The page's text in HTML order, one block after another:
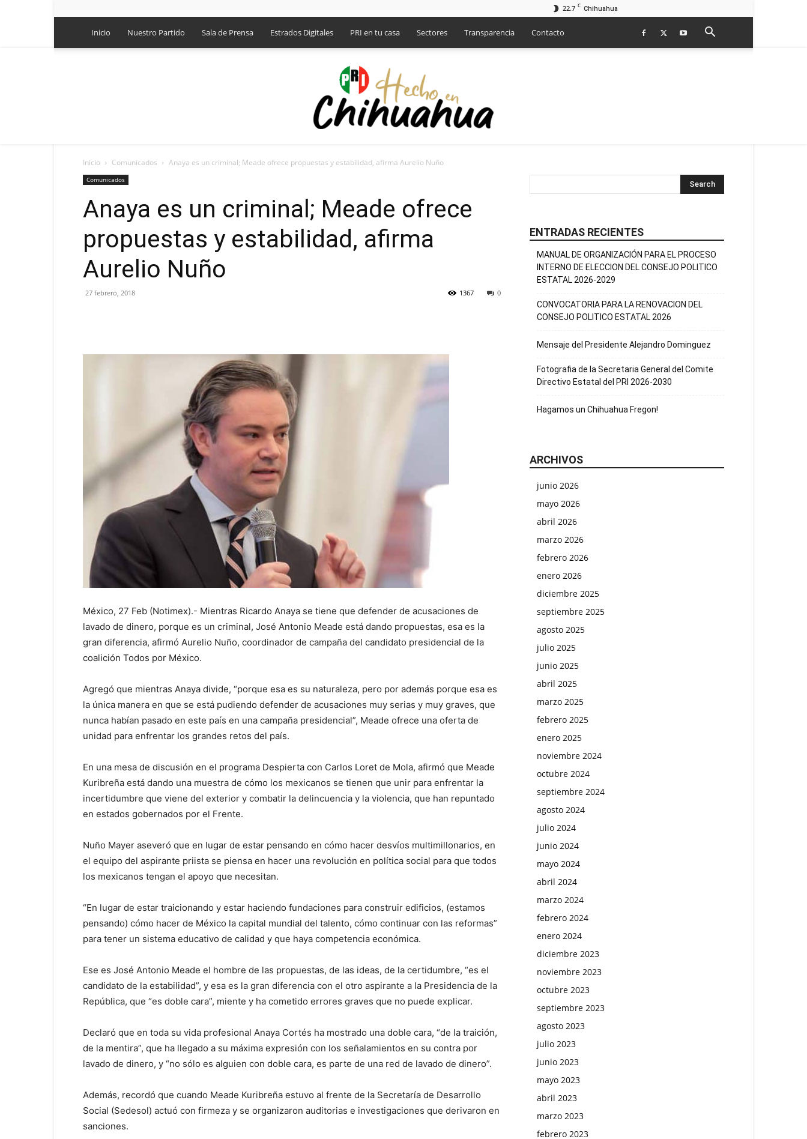
22.7 C Chihuahua
Inicio Nuestro Partido Sala de Prensa Estrados Digitales PRI en tu casa Sectores Transparencia Contacto
Inicio Comunicados Anaya es un criminal; Meade ofrece propuestas y estabilidad, afirma Aurelio Nuño
Comunicados
Anaya es un criminal; Meade ofrece
propuestas y estabilidad, afirma
Aurelio Nuño
27 febrero, 2018 0
1367
México, 27 Feb (Notimex).- Mientras Ricardo Anaya se tiene que defender de acusaciones de
lavado de dinero, porque es un criminal, José Antonio Meade está dando propuestas, esa es la
gran diferencia, afirmó Aurelio Nuño, coordinador de campaña del candidato presidencial de la
coalición Todos por México.
Agregó que mientras Anaya divide, “porque esa es su naturaleza, pero por además porque esa es
la única manera en que se está pudiendo defender de acusaciones muy serias y muy graves, que
nunca habían pasado en este país en una campaña presidencial”, Meade ofrece una oferta de
unidad para enfrentar los grandes retos del país.
En una mesa de discusión en el programa Despierta con Carlos Loret de Mola, afirmó que Meade
Kuribreña está dando una muestra de cómo los mexicanos se tienen que unir para enfrentar la
incertidumbre que viene del exterior y combatir la delincuencia y la violencia, que han repuntado
en estados gobernados por el Frente.
Nuño Mayer aseveró que en lugar de estar pensando en cómo hacer desvíos multimillonarios, en
el equipo del aspirante priista se piensa en hacer una revolución en política social para que todos
los mexicanos tengan el apoyo que necesitan.
“En lugar de estar traicionando y estar haciendo fundaciones para construir edificios, (estamos
pensando) cómo hacer de México la capital mundial del talento, cómo continuar con las reformas”
para tener un sistema educativo de calidad y que haya competencia económica.
Ese es José Antonio Meade el hombre de las propuestas, de las ideas, de la certidumbre, “es el
candidato de la estabilidad”, y esa es la gran diferencia con el otro aspirante a la Presidencia de la
República, que “es doble cara”, miente y ha cometido errores graves que no puede explicar.
Declaró que en toda su vida profesional Anaya Cortés ha mostrado una doble cara, “de la traición,
de la mentira”, que ha llegado a su máxima expresión con los señalamientos en su contra por
lavado de dinero, y “no sólo es alguien con doble cara, es parte de una red de lavado de dinero”.
Además, recordó que cuando Meade Kuribreña estuvo al frente de la Secretaría de Desarrollo
Social (Sedesol) actuó con firmeza y se organizaron auditorias e investigaciones que derivaron en
sanciones.
ENTRADAS RECIENTES
MANUAL DE ORGANIZACIÓN PARA EL PROCESO
INTERNO DE ELECCION DEL CONSEJO POLITICO
ESTATAL 2026-2029
CONVOCATORIA PARA LA RENOVACION DEL
CONSEJO POLITICO ESTATAL 2026
Mensaje del Presidente Alejandro Dominguez
Fotografia de la Secretaria General del Comite
Directivo Estatal del PRI 2026-2030
Hagamos un Chihuahua Fregon!
ARCHIVOS
junio 2026
mayo 2026
abril 2026
marzo 2026
febrero 2026
enero 2026
diciembre 2025
septiembre 2025
agosto 2025
julio 2025
junio 2025
abril 2025
marzo 2025
febrero 2025
enero 2025
noviembre 2024
octubre 2024
septiembre 2024
agosto 2024
julio 2024
junio 2024
mayo 2024
abril 2024
marzo 2024
febrero 2024
enero 2024
diciembre 2023
noviembre 2023
octubre 2023
septiembre 2023
agosto 2023
julio 2023
junio 2023
mayo 2023
abril 2023
marzo 2023
febrero 2023